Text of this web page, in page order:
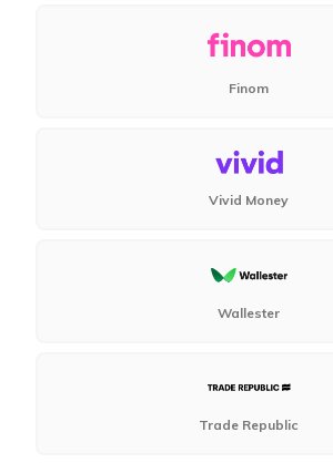
Finom
Vivid Money
Wallester
Trade Republic